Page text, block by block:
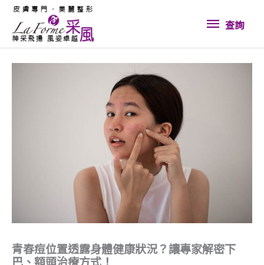
查
詢
查詢
青春痘位置透露身體健康狀況？讓專家解密下